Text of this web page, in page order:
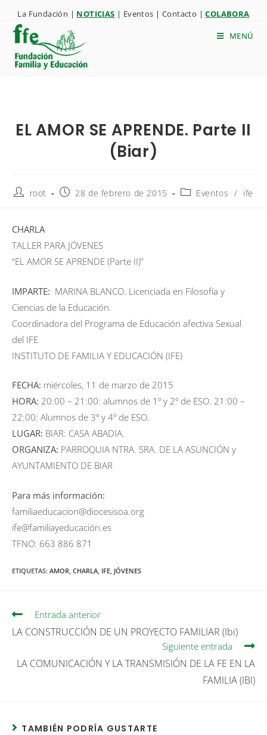
La Fundación | NOTICIAS | Eventos | Contacto |COLABORA
MENÚ
EL AMOR SE APRENDE. Parte II
(Biar)
root 28 de febrero de 2015 Eventos / ife
CHARLA
TALLER PARA JÓVENES
“EL AMOR SE APRENDE (Parte II)”
IMPARTE: MARINA BLANCO. Licenciada en Filosofía y
Ciencias de la Educación.
Coordinadora del Programa de Educación afectiva Sexual
del IFE
INSTITUTO DE FAMILIA Y EDUCACIÓN (IFE)
FECHA: miércoles, 11 de marzo de 2015
HORA: 20:00 – 21:00: alumnos de 1º y 2º de ESO. 21:00 –
22:00: Alumnos de 3º y 4º de ESO.
LUGAR: BIAR: CASA ABADIA.
ORGANIZA: PARROQUIA NTRA. SRA. DE LA ASUNCIÓN y
AYUNTAMIENTO DE BIAR
Para más información:
familiaeducacion@diocesisoa.org
ife@familiayeducación.es
TFNO: 663 886 871
ETIQUETAS: AMOR, CHARLA, IFE, JÓVENES
Entrada anterior
LA CONSTRUCCIÓN DE UN PROYECTO FAMILIAR (Ibi)
Siguiente entrada
LA COMUNICACIÓN Y LA TRANSMISIÓN DE LA FE EN LA
FAMILIA (IBI)
TAMBIÉN PODRÍA GUSTARTE